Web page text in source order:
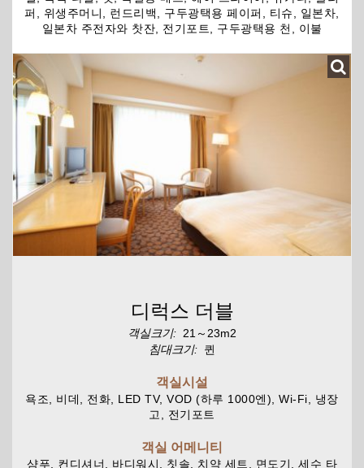
퍼, 위생주머니, 런드리백, 구두광택용 페이퍼, 티슈, 일본차,
일본차 주전자와 찻잔, 전기포트, 구두광택용 천, 이불
디럭스 더블
객실크기: 21～23m2
침대크기: 퀸
객실시설
욕조, 비데, 전화, LED TV, VOD (하루 1000엔), Wi-Fi, 냉장
고, 전기포트
객실 어메니티
샴푸, 컨디셔너, 바디워시, 칫솔, 치약 세트, 면도기, 세수 타